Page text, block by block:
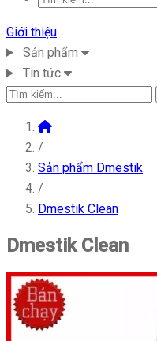
Giới thiệu
Sản phẩm
Tin tức
/
Sản phẩm Dmestik
/
Dmestik Clean
Dmestik Clean